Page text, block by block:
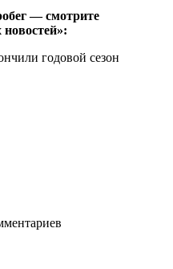
— смотрите